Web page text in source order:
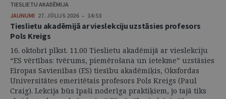
TIESLIETU AKADĒMIJA
JAUNUMI 27. JŪLIJS 2026 • 14:53
Tieslietu akadēmijā ar vieslekciju uzstāsies profesors
Pols Kreigs
16. oktobrī plkst. 11.00 Tieslietu akadēmijā ar vieslekciju
“ES vērtības: tvērums, piemērošana un ietekme” uzstāsies
Eiropas Savienības (ES) tiesību akadēmiķis, Oksfordas
Universitātes emeritētais profesors Pols Kreigs (Paul
Craig). Lekcija būs īpaši noderīga praktiķiem, jo tajā tiks